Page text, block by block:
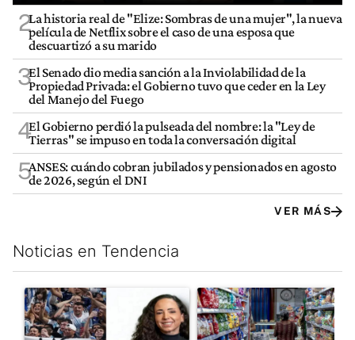
2La historia real de "Elize: Sombras de una mujer", la nueva
película de Netflix sobre el caso de una esposa que
descuartizó a su marido
3El Senado dio media sanción a la Inviolabilidad de la
Propiedad Privada: el Gobierno tuvo que ceder en la Ley
del Manejo del Fuego
4El Gobierno perdió la pulseada del nombre: la "Ley de
Tierras" se impuso en toda la conversación digital
5ANSES: cuándo cobran jubilados y pensionados en agosto
de 2026, según el DNI
VER MÁS
Noticias en Tendencia
Este listado muestra los artículos con más comentarios en los
Un artículo de tendencia con el título "Para Natalia Volosin el
Un artículo de tendencia con